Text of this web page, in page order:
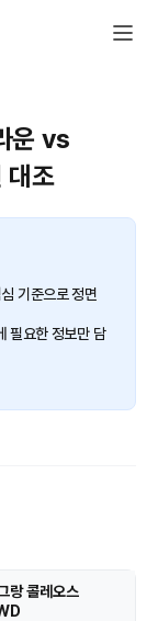
운 vs
대조
기준으로 정면
필요한 정보만 담
랑 콜레오스